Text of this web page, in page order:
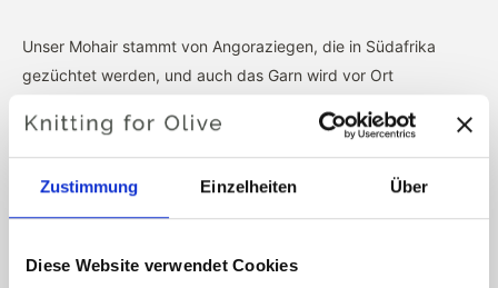
Zustimmung Einzelheiten Über
Diese Website verwendet Cookies
Unser Mohair stammt von Angoraziegen, die in Südafrika
gezüchtet werden, und auch das Garn wird vor Ort
Farmen zurückverfolgen, was bedeutet, dass wir genau
wissen, von welchen Farmen, Bauern und Ziegen unsere Wolle
stammt.
dem Responsible Mohair Standard (RMS) zertifiziert, der